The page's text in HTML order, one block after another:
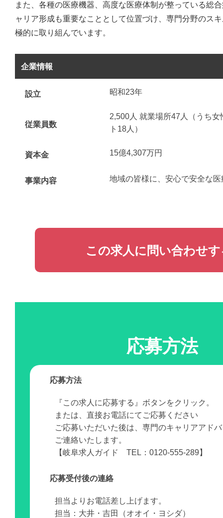
また、各種の医療機器、高度な医療体制が整っている総
ャリア形成も重要なこととして位置づけ、専門分野のス
極的に取り組んでいます。
企業情報
設立 昭和23年
従業員数
2,500人 就業場所47人（うち
ト18人）
資本金 15億4,307万円
事業内容 地域の皆様に、安心で安全な
この求人に問い合わせ
応募方法
応募方法
『この求人に応募する』ボタンをクリック。
または、直接お電話にてご応募ください
ご応募いただいた後は、専門のキャリアアド
ご連絡いたします。
【岐阜求人ガイド TEL：0120-555-289】
応募受付後の連絡
担当よりお電話差し上げます。
担当：大井・吉田（オオイ・ヨシダ）